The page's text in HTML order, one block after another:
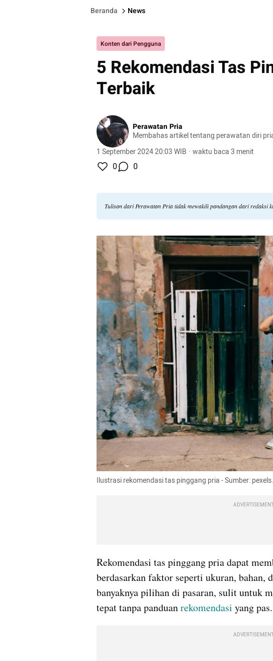
Beranda News
Konten dari Pengguna
5 Rekomendasi Tas
Terbaik
Perawatan Pria
Membahas artikel tentang perawatan diri
1 September 2024 20:03 WIB · waktu baca 3 menit
0 0
Tulisan dari Perawatan Pria tidak mewakili pandangan dari redaksi
Ilustrasi rekomendasi tas pinggang pria - Sumber:
Rekomendasi tas pinggang pria dapat
berdasarkan faktor seperti ukuran, bahan,
banyaknya pilihan di pasaran, sulit untuk
tepat tanpa panduan rekomendasi yang pas.